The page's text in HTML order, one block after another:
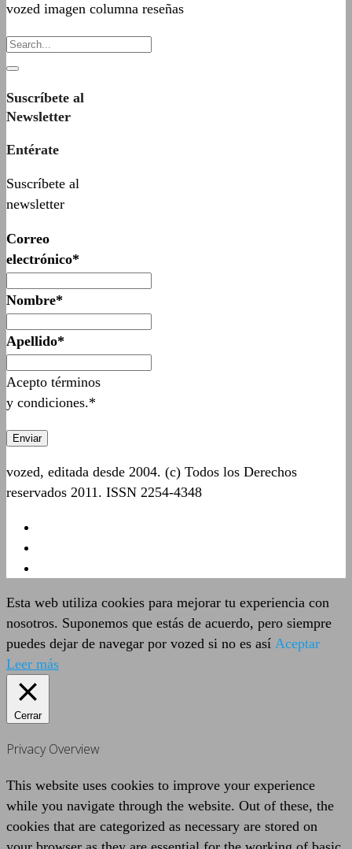
vozed imagen columna reseñas
Suscríbete al
Newsletter
Entérate
Suscríbete al
newsletter
Correo
electrónico*
Nombre*
Apellido*
Acepto términos
y condiciones.*
vozed, editada desde 2004. (c) Todos los Derechos
reservados 2011. ISSN 2254-4348
Esta web utiliza cookies para mejorar tu experiencia con
nosotros. Suponemos que estás de acuerdo, pero siempre
puedes dejar de navegar por vozed si no es así Aceptar
Leer más
Cerrar
Privacy Overview
This website uses cookies to improve your experience
while you navigate through the website. Out of these, the
cookies that are categorized as necessary are stored on